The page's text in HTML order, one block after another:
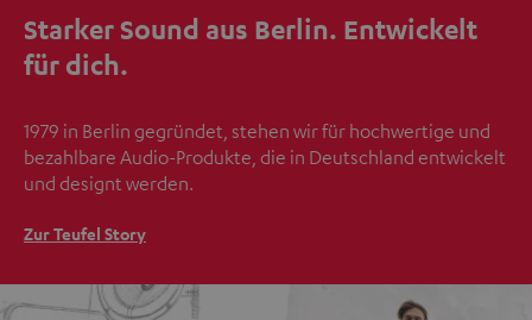
Starker Sound aus Berlin. Entwickelt
für dich.
1979 in Berlin gegründet, stehen wir für hochwertige und
bezahlbare Audio-Produkte, die in Deutschland entwickelt
und designt werden.
Zur Teufel Story